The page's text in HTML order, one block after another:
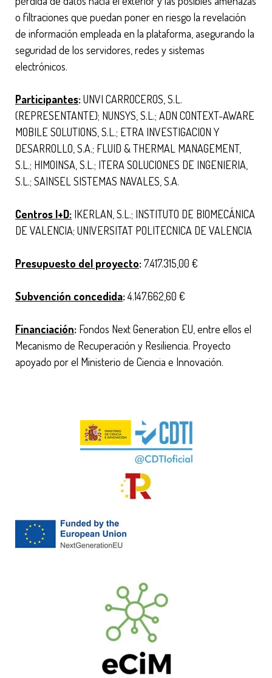
o filtraciones que puedan poner en riesgo la revelación
de información empleada en la plataforma, asegurando la
seguridad de los servidores, redes y sistemas
electrónicos.
Participantes:UNVI CARROCEROS, S.L.
(REPRESENTANTE); NUNSYS, S.L.; ADN CONTEXT-AWARE
MOBILE SOLUTIONS, S.L.; ETRA INVESTIGACION Y
DESARROLLO, S.A.; FLUID & THERMAL MANAGEMENT,
S.L.; HIMOINSA, S.L.; ITERA SOLUCIONES DE INGENIERIA,
S.L.; SAINSEL SISTEMAS NAVALES, S.A.
Centros I+D: IKERLAN, S.L.; INSTITUTO DE BIOMECÁNICA
DE VALENCIA; UNIVERSITAT POLITECNICA DE VALENCIA
Presupuesto del proyecto:7.417.315,00 €
Subvención concedida:4.147.662,60 €
Financiación: Fondos Next Generation EU, entre ellos el
Mecanismo de Recuperación y Resiliencia. Proyecto
apoyado por el Ministerio de Ciencia e Innovación.